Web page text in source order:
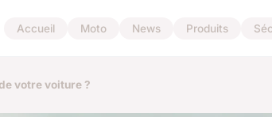
Accueil Moto News Produits
votre voiture ?